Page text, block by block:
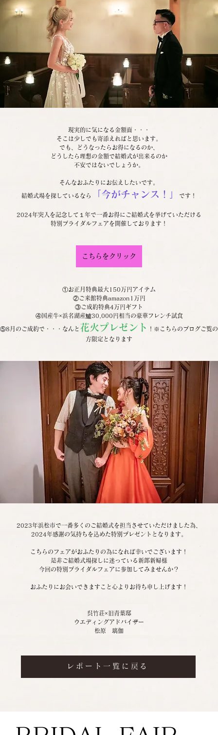
現実的に気になる金額面・・・
そこは少しでも寄添えればと思います。
でも、どうなったらお得になるのか、
どうしたら理想の金額で結婚式が出来るのか
不安ではないでしょうか。
そんなおふたりにお伝えしたいです。
結婚式場を探しているなら 「今がチャンス！」 です！
2024年突入を記念して１年で一番お得にご結婚式を挙げていただける
特別ブライダルフェアを開催しております！
こちらをクリック
①お正月特典最大150万円アイテム
②ご来館特典amazon1万円
③ご成約特典4万円ギフト
④国産牛×浜名湖産鱸30,000円相当の豪華フレンチ試食
⑤8月のご成約で・・・なんと 花火プレゼント
！※こちらのブログご覧の
方限定となります
2023年浜松市で一番多くのご結婚式を担当させていただけました為、
2024年感謝の気持ちを込めた特別プレゼントとなります。
こちらのフェアがおふたりの為になれば幸いでございます！
是非ご結婚式場探しに迷っている新郎新婦様
今回の特別ブライダルフェアに参加してみませんか？
おふたりにお会いできますこと心よりお待ち申し上げます！
呉竹荘×旧青葉邸
ウエディングアドバイザー
松原　璃伽
レポート一覧に戻る